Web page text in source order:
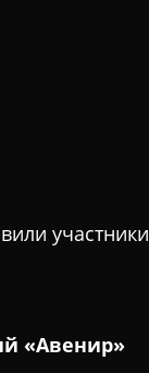
участники
«Авенир»